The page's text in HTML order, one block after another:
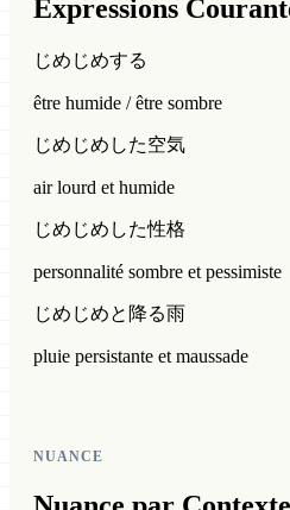
Expressions
じめじめする
être humide / être sombre
じめじめした空気
air lourd et humide
じめじめした性格
personnalité sombre et pessimiste
じめじめと降る雨
pluie persistante et maussade
NUANCE